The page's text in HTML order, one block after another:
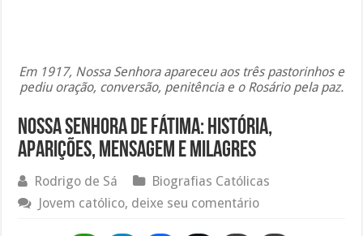
Em 1917, Nossa Senhora apareceu aos três pastorinhos e
pediu oração, conversão, penitência e o Rosário pela paz.
Nossa Senhora de Fátima: história,
aparições, mensagem e milagres
Rodrigo de Sá
Biografias Católicas
Jovem católico, deixe seu comentário